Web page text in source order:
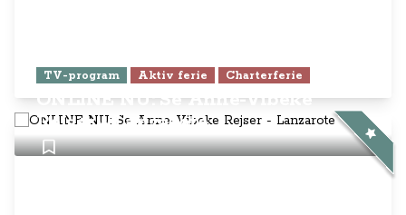
TV-program Aktiv ferie Charterferie
ONLINE NU: Se Anne-Vibeke
Rejser - Lanzarote